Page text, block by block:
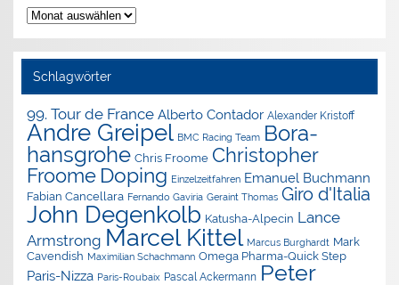
Nachrichten-
Archiv
Schlagwörter
99. Tour de France Alberto Contador Alexander Kristoff
Andre Greipel BMC Racing Team Bora-
hansgrohe Chris Froome Christopher
Froome Doping Einzelzeitfahren Emanuel Buchmann
Fabian Cancellara Fernando Gaviria Geraint Thomas Giro d'Italia
John Degenkolb Katusha-Alpecin Lance
Armstrong Marcel Kittel Marcus Burghardt Mark
Cavendish Maximilian Schachmann Omega Pharma-Quick Step
Paris-Nizza Paris-Roubaix Pascal Ackermann Peter